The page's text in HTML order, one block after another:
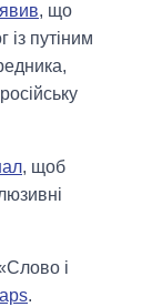
, що
із путіним
, щоб
і
.